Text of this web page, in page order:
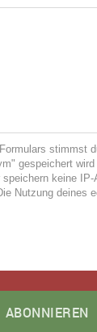
stimmst
gespeichert
keine
Nutzung deines